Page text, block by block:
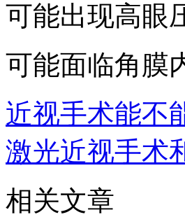
可能出现高眼
可能面临角膜
近视手术能不
激光近视手术
相关文章